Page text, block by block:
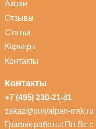
Акции
Отзывы
Статьи
Карьера
Контакты
Контакты
+7 (495) 230-21-81
zakaz@polyalpan-msk.ru
График работы: Пн-Вс с